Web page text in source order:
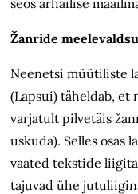
Žanride
Neenetsi müütiliste
(Lapsui) täheldab, et
varjatult pilvetäis
uskuda). Selles osas
vaated tekstide
tajuvad ühe